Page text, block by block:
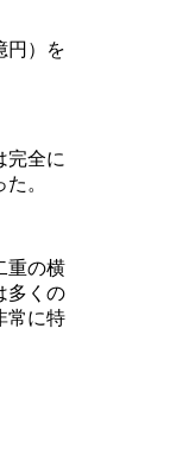
円）を
完全に
。
重の横
多くの
常に特